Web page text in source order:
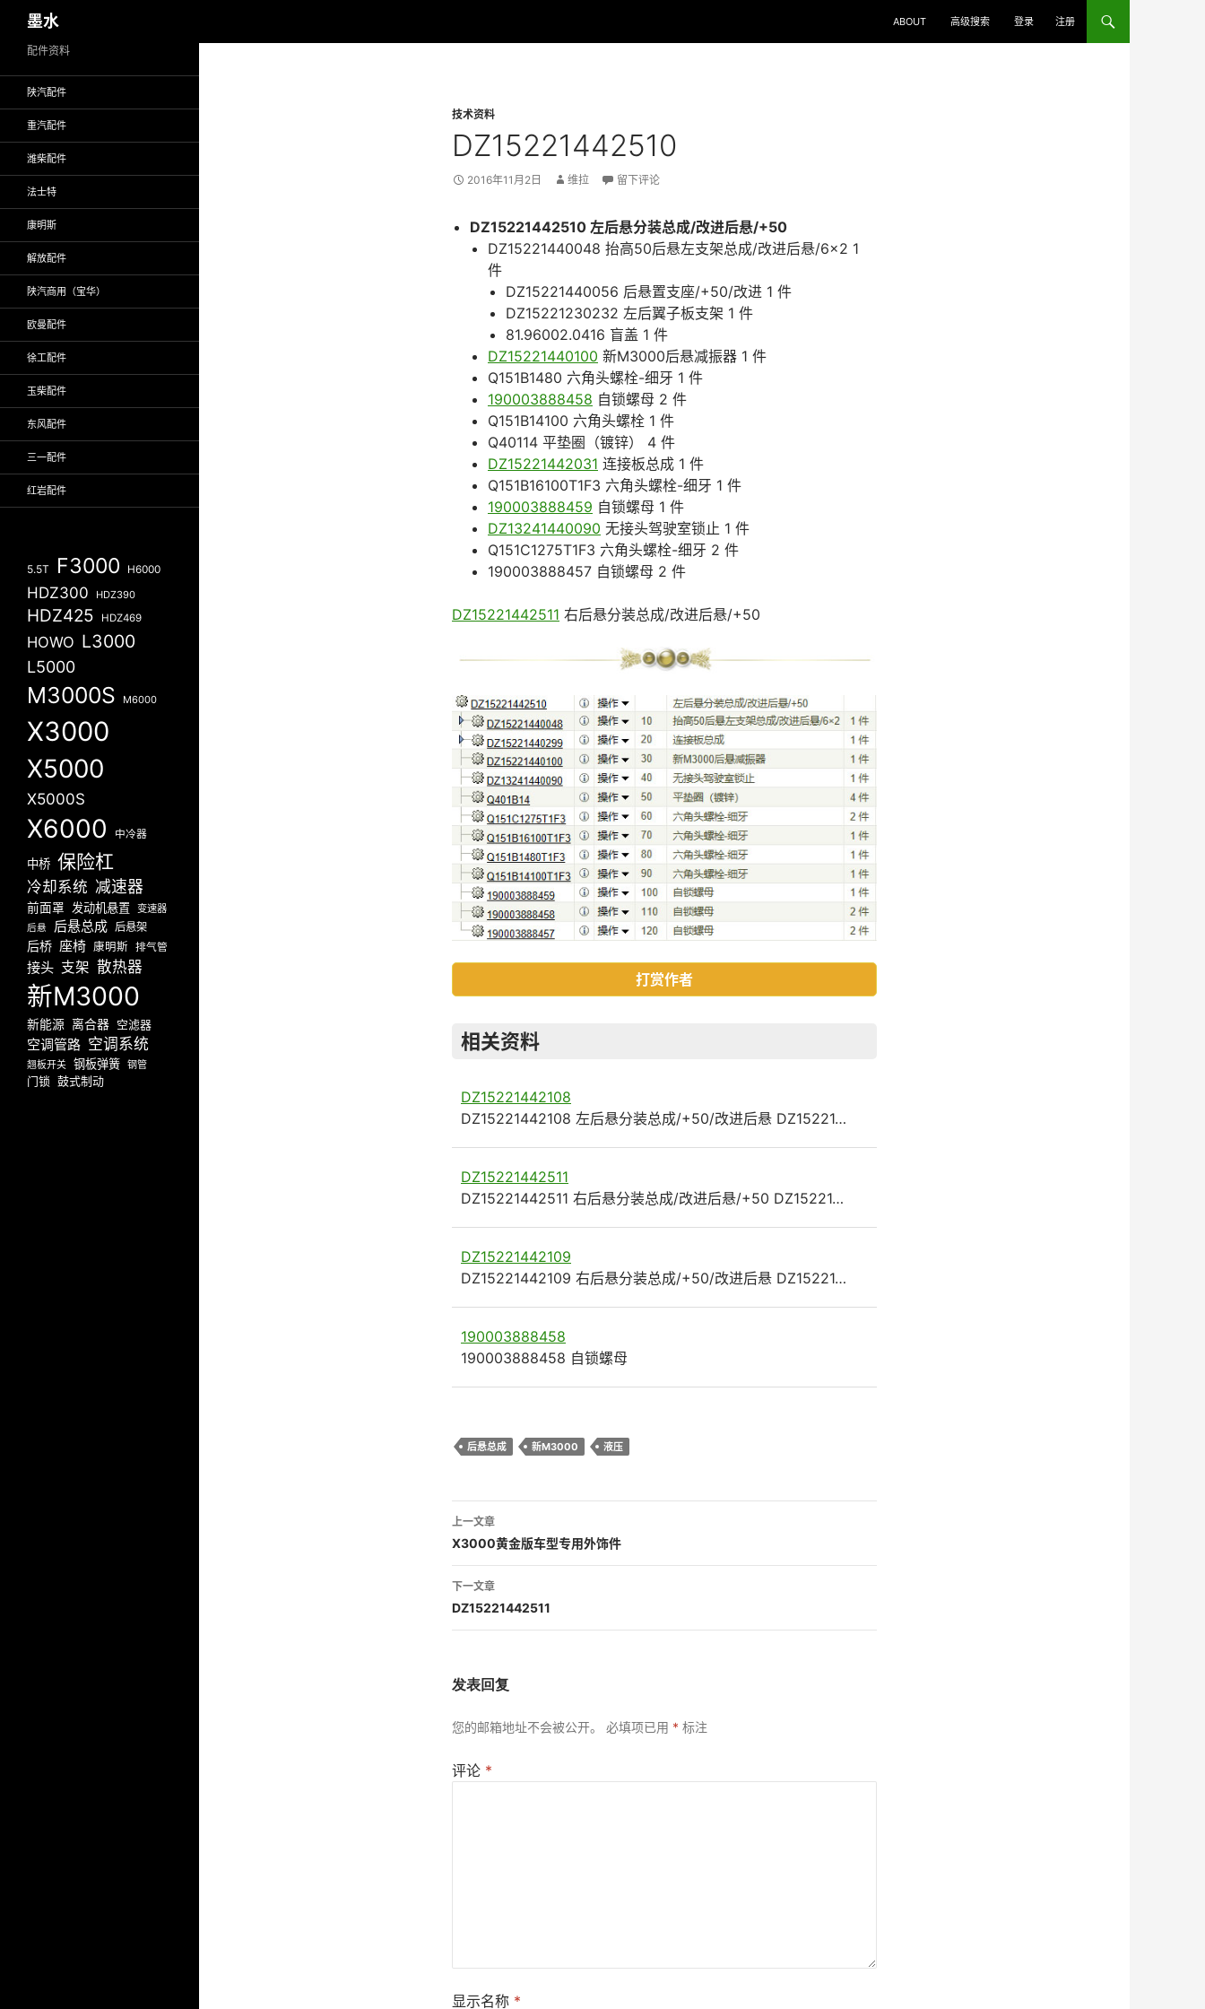
至
墨水 ABOUT 高级搜索 登录 注册
技术资料
DZ15221442510
2016年11月2日 维拉 留下评论
DZ15221442510 左后悬分装总成/改进后悬/+50
DZ15221440048 抬高50后悬左支架总成/改进后悬/6×2 1
件
DZ15221440056 后悬置支座/+50/改进 1 件
DZ15221230232 左后翼子板支架 1 件
81.96002.0416 盲盖 1 件
DZ15221440100 新M3000后悬减振器 1 件
Q151B1480 六角头螺栓-细牙 1 件
190003888458 自锁螺母 2 件
Q151B14100 六角头螺栓 1 件
Q40114 平垫圈（镀锌） 4 件
DZ15221442031 连接板总成 1 件
Q151B16100T1F3 六角头螺栓-细牙 1 件
190003888459 自锁螺母 1 件
DZ13241440090 无接头驾驶室锁止 1 件
Q151C1275T1F3 六角头螺栓-细牙 2 件
190003888457 自锁螺母 2 件
DZ15221442511 右后悬分装总成/改进后悬/+50
打赏作者
相关资料
DZ15221442108
DZ15221442108 左后悬分装总成/+50/改进后悬 DZ15221…
DZ15221442511
DZ15221442511 右后悬分装总成/改进后悬/+50 DZ15221…
DZ15221442109
DZ15221442109 右后悬分装总成/+50/改进后悬 DZ15221…
190003888458
190003888458 自锁螺母
后悬总成 新M3000 液压
文
章
导
航
上一文章
X3000黄金版车型专用外饰件
下一文章
DZ15221442511
发表回复
您的邮箱地址不会被公开。 必填项已用 * 标注
评论 *
显示名称 *
配件资料
陕汽配件
重汽配件
潍柴配件
法士特
康明斯
解放配件
陕汽商用（宝华）
欧曼配件
徐工配件
玉柴配件
东风配件
三一配件
红岩配件
5.5T F3000 H6000
HDZ300 HDZ390
HDZ425 HDZ469
HOWO L3000
L5000
M3000S M6000
X3000
X5000
X5000S
X6000 中冷器
中桥 保险杠
冷却系统 减速器
前面罩 发动机悬置 变速器
后悬 后悬总成 后悬架
后桥 座椅 康明斯 排气管
接头 支架 散热器
新M3000
新能源 离合器 空滤器
空调管路 空调系统
翘板开关 钢板弹簧 钢管
门锁 鼓式制动